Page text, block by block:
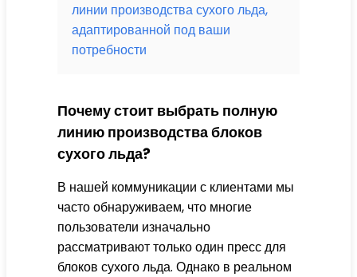
линии производства сухого льда,
адаптированной под ваши
потребности
Почему стоит выбрать полную
линию производства блоков
сухого льда?
В нашей коммуникации с клиентами мы
часто обнаруживаем, что многие
пользователи изначально
рассматривают только один пресс для
блоков сухого льда. Однако в реальном